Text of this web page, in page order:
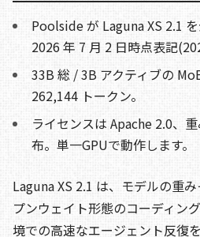
Poolside が Laguna XS 2.1
2026 年 7 月 2 日時点表記
33B 総 / 3B アクティブの
262,144 トークン。
ライセンスは Apache 2.0、
布。単一GPUで動作します。
Laguna XS 2.1 は、モデルの重
プンウェイト形態のコーディン
境での高速なエージェント反復